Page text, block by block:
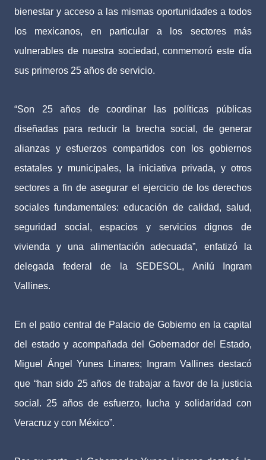
bienestar y acceso a las mismas oportunidades a todos
los mexicanos, en particular a los sectores más
vulnerables de nuestra sociedad, conmemoró este día
sus primeros 25 años de servicio.
“Son 25 años de coordinar las políticas públicas
diseñadas para reducir la brecha social, de generar
alianzas y esfuerzos compartidos con los gobiernos
estatales y municipales, la iniciativa privada, y otros
sectores a fin de asegurar el ejercicio de los derechos
sociales fundamentales: educación de calidad, salud,
seguridad social, espacios y servicios dignos de
vivienda y una alimentación adecuada”, enfatizó la
delegada federal de la SEDESOL, Anilú Ingram
Vallines.
En el patio central de Palacio de Gobierno en la capital
del estado y acompañada del Gobernador del Estado,
Miguel Ángel Yunes Linares; Ingram Vallines destacó
que “han sido 25 años de trabajar a favor de la justicia
social. 25 años de esfuerzo, lucha y solidaridad con
Veracruz y con México”.